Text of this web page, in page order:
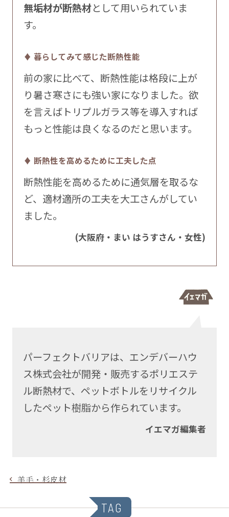
無垢材が断熱材として用いられていま
す。
♦ 暮らしてみて感じた断熱性能
前の家に比べて、断熱性能は格段に上が
り暑さ寒さにも強い家になりました。欲
を言えばトリプルガラス等を導入すれば
もっと性能は良くなるのだと思います。
♦ 断熱性を高めるために工夫した点
断熱性能を高めるために通気層を取るな
ど、適材適所の工夫を大工さんがしてい
ました。
(大阪府・まい はうすさん・女性)
パーフェクトバリアは、エンデバーハウ
ス株式会社が開発・販売するポリエステ
ル断熱材で、ペットボトルをリサイクル
したペット樹脂から作られています。
イエマガ編集者
羊毛・杉皮材
TAG